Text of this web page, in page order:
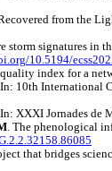
from the
storm signatures
10.5194/
index for a
10th International
XXXI Jornades de
. The phenological
that bridges